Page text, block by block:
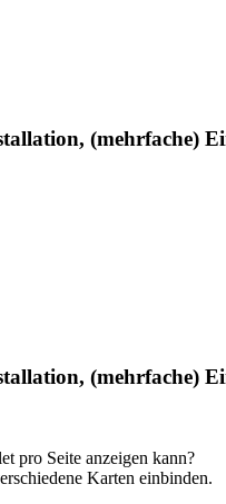
(mehrfache)
(mehrfache)
pro Seite anzeigen kann?
Karten einbinden.